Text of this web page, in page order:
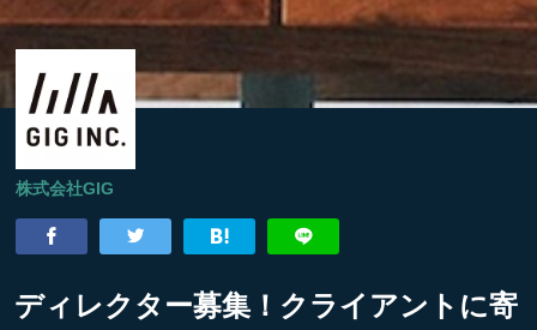
株式会社GIG
ディレクター募集！クライアントに寄